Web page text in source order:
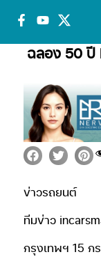
ฉลอง 50 ปี
ข่าวรถยนต์
ทีมข่าว
กรุงเทพฯ 15 ก